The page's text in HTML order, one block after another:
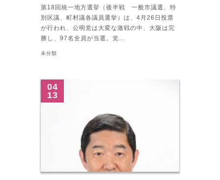
第18回統一地方選挙（後半戦 一般市議選、特
別区議、町村議各議員選挙）は、4月26日投票
が行われ、公明党は大変な激戦の中、大阪は完
勝し、97名全員が当選。党…
未分類
04
13